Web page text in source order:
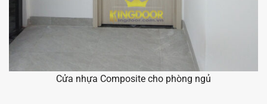
Cửa nhựa Composite cho phòng ngủ